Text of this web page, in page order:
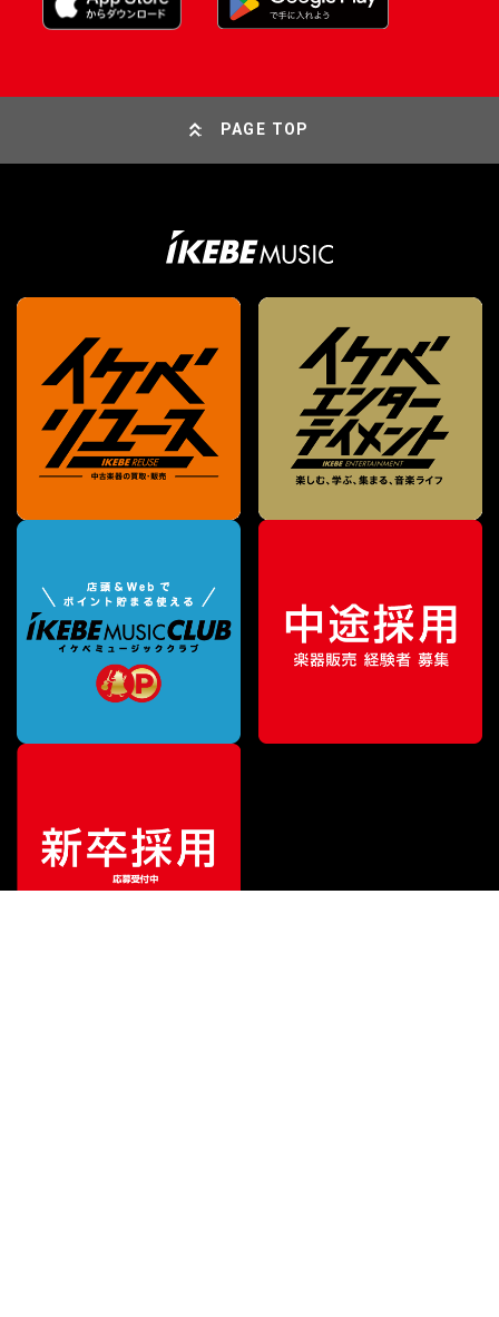
PAGE TOP